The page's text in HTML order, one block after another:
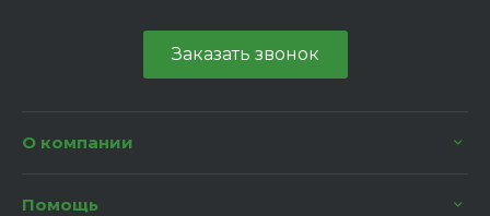
Заказать звонок
О компании
Помощь